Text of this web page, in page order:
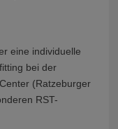
eine individuelle
bei der
(Ratzeburger
RST-